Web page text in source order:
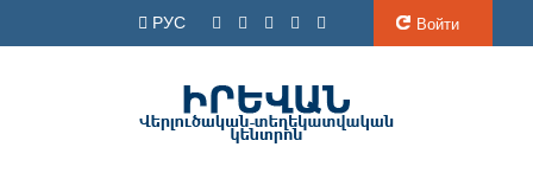
РУС Войти